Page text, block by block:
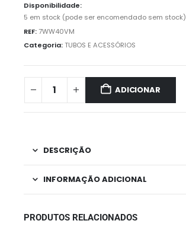
Disponibilidade:
5 em stock (pode ser encomendado sem stock)
REF:7WW40VM
Categoria:TUBOS E ACESSÓRIOS
ADICIONAR
DESCRIÇÃO
INFORMAÇÃO ADICIONAL
PRODUTOS RELACIONADOS